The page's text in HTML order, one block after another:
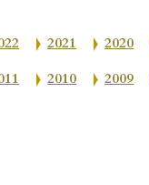
2021 2020
2010 2009